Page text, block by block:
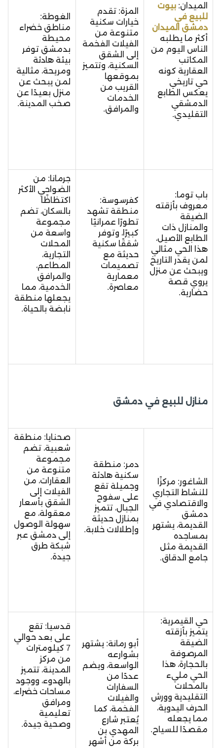
الميدان: بيوت
للبيع في
دمشق الميدان
أكثر ما يطلبه
الناس اليوم من
المكاتب
العقارية كونه
حي تاريخي
يعكس الطابع
الدمشقي
التقليدي.
المزة: تقدم
خيارات سكنية
متنوعة من
الفيلات الفخمة
إلى الشقق
السكنية، وتتميز
بموقعها
القريب من
الخدمات
والمرافق.
الغوطة:
مناطق خضراء
محيطة
بدمشق توفر
بيئة هادئة
ومريحة، مثالية
لمن يبحث عن
منزل بعيدًا عن
صخب المدينة.
باب توما:
معروف بأزقته
الضيقة
والمنازل ذات
الطابع الأصيل،
هذا الحي مثالي
لمن يقدر التاريخ
ويبحث عن منزل
يروي قصة
حضارية.
كفرسوسة:
منطقة تشهد
تطورًا عمرانيًا
كبيرًا، وتوفر
شققًا سكنية
حديثة مع
تصميمات
معمارية
معاصرة.
جرمانا: من
الضواحي الأكثر
اكتظاظًا
بالسكان، تضم
مجموعة
واسعة من
المحلات
التجارية،
المطاعم،
والمرافق
الخدمية، مما
يجعلها منطقة
نابضة بالحياة.
منازل للبيع في دمشق
الشاغور: مركزًا
للنشاط التجاري
والاقتصادي في
دمشق
القديمة، يشتهر
بمساجده
القديمة مثل
جامع الدقاق.
دمر: منطقة
سكنية هادئة
وجميلة تقع
على سفوح
الجبال، تتميز
بمنازل حديثة
وإطلالات خلابة.
صحنايا: منطقة
شعبية، تضم
مجموعة
متنوعة من
العقارات، من
الفيلات إلى
الشقق بأسعار
معقولة، مع
سهولة الوصول
إلى دمشق عبر
شبكة طرق
جيدة.
حي القيمرية:
يتميز بأزقته
الضيقة
المرصوفة
بالحجارة، هذا
الحي مليء
بالمحلات
التقليدية وورش
الحرف اليدوية،
مما يجعله
مقصدًا للسياح.
أبو رمانة: يشتهر
بشوارعه
الواسعة، ويضم
عددًا من
السفارات
والفيلات
الفخمة، كما
يُعتبر شارع
المهدي بن
بركة من أشهر
قدسيا: تقع
على بعد حوالي
7 كيلومترات
من مركز
المدينة، تتميز
بالهدوء، ووجود
مساحات خضراء،
ومرافق
تعليمية
وصحية جيدة.